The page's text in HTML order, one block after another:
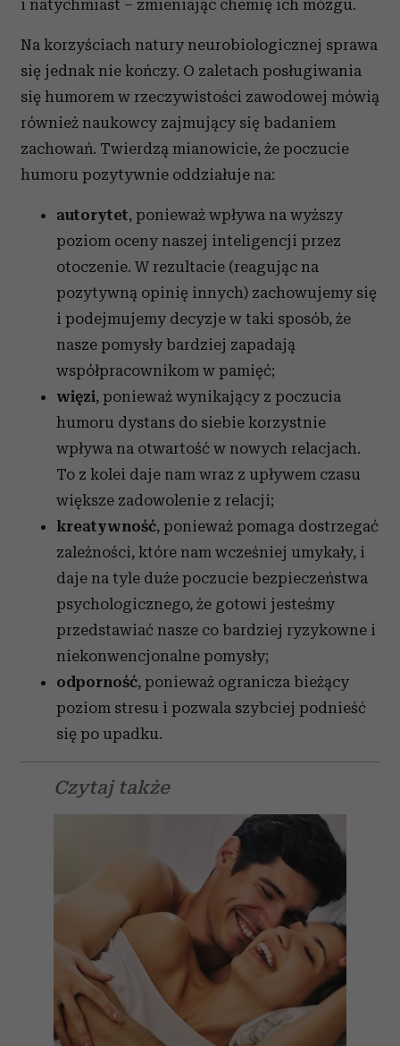
i natychmiast – zmieniając chemię ich mózgu.
Na korzyściach natury neurobiologicznej sprawa
się jednak nie kończy. O zaletach posługiwania
się humorem w rzeczywistości zawodowej mówią
również naukowcy zajmujący się badaniem
zachowań. Twierdzą mianowicie, że poczucie
humoru pozytywnie oddziałuje na:
autorytet, ponieważ wpływa na wyższy
poziom oceny naszej inteligencji przez
otoczenie. W rezultacie (reagując na
pozytywną opinię innych) zachowujemy się
i podejmujemy decyzje w taki sposób, że
nasze pomysły bardziej zapadają
współpracownikom w pamięć;
więzi, ponieważ wynikający z poczucia
humoru dystans do siebie korzystnie
wpływa na otwartość w nowych relacjach.
To z kolei daje nam wraz z upływem czasu
większe zadowolenie z relacji;
kreatywność, ponieważ pomaga dostrzegać
zależności, które nam wcześniej umykały, i
daje na tyle duże poczucie bezpieczeństwa
psychologicznego, że gotowi jesteśmy
przedstawiać nasze co bardziej ryzykowne i
niekonwencjonalne pomysły;
odporność, ponieważ ogranicza bieżący
poziom stresu i pozwala szybciej podnieść
się po upadku.
Czytaj także